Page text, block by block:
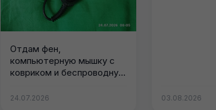
Отдам фен,
компьютерную мышку с
ковриком и беспроводную
забирать...
24.07.2026 03.08.2026